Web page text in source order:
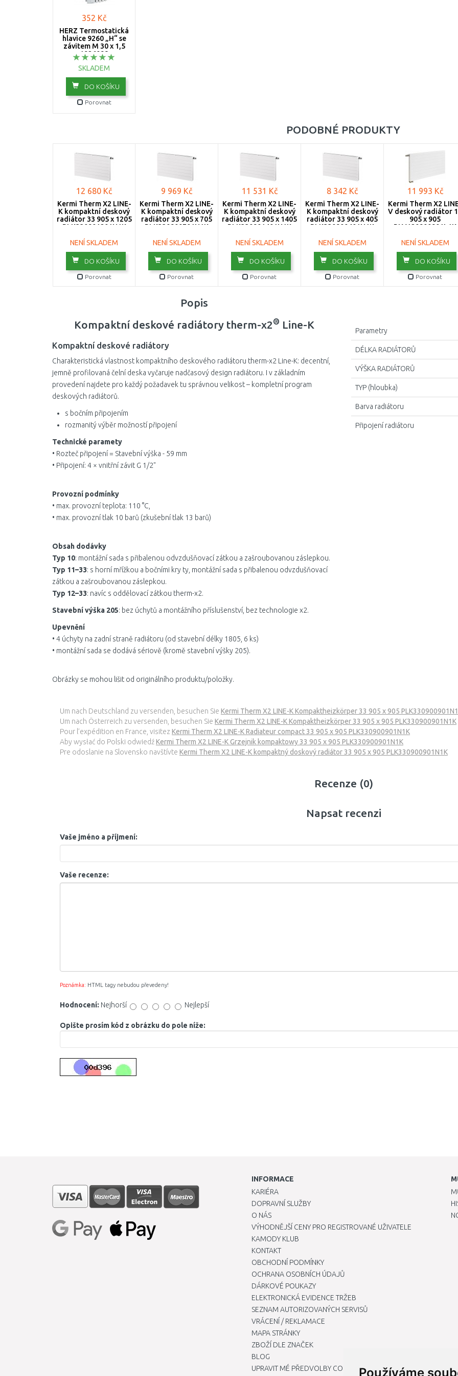
Používáme
1605
1805
2005
2305
2605
3005
352 Kč
HERZ Termostatická
hlavice 9260 „H“ se
závitem M 30 x 1,5
1926098
SKLADEM
DO KOŠÍKU
Porovnat
PODOBNÉ PRODUKTY
12 680 Kč
Kermi Therm X2 LINE-
K kompaktní deskový
radiátor 33 905 x 1205
PLK330901201N1K
NENÍ SKLADEM
DO KOŠÍKU
Porovnat
9 969 Kč
Kermi Therm X2 LINE-
K kompaktní deskový
radiátor 33 905 x 705
PLK330900701N1K
NENÍ SKLADEM
DO KOŠÍKU
Porovnat
11 531 Kč
Kermi Therm X2 LINE-
K kompaktní deskový
radiátor 33 905 x 1405
PLK330901401N1K
NENÍ SKLADEM
DO KOŠÍKU
Porovnat
8 342 Kč
Kermi Therm X2 LINE-
K kompaktní deskový
radiátor 33 905 x 405
PLK330900401N1K
NENÍ SKLADEM
DO KOŠÍKU
Porovnat
11 993 Kč
Kermi Therm X2
V deskový radiátor
905 x 905
PLV120900901L1K
NENÍ SKLADEM
DO KOŠÍKU
Porovnat
Popis
Kompaktní deskové radiátory therm-x2® Line-K
Kompaktní deskové radiátory
Charakteristická vlastnost kompaktního deskového radiátoru therm-x2 Line-K: decentní,
jemně profilovaná čelní deska vyčaruje nadčasový design radiátoru. I v základním
provedení najdete pro každý požadavek tu správnou velikost – kompletní program
deskových radiátorů.
s bočním připojením
rozmanitý výběr možností připojení
Technické paramety
• Rozteč připojení = Stavební výška - 59 mm
• Připojení: 4 × vnitřní závit G 1/2"
Provozní podmínky
• max. provozní teplota: 110 °C,
• max. provozní tlak 10 barů (zkušební tlak 13 barů)
Obsah dodávky
Typ 10: montážní sada s přibalenou odvzdušňovací zátkou a zašroubovanou záslepkou.
Typ 11–33: s horní mřížkou a bočními kry ty, montážní sada s přibalenou odvzdušňovací
zátkou a zašroubovanou záslepkou.
Typ 12–33: navíc s oddělovací zátkou therm-x2.
Stavební výška 205: bez úchytů a montážního příslušenství, bez technologie x2.
Upevnění
• 4 úchyty na zadní straně radiátoru (od stavební délky 1805, 6 ks)
• montážní sada se dodává sériově (kromě stavební výšky 205).
Obrázky se mohou lišit od originálního produktu/položky.
Parametry
DÉLKA RADIÁTORŮ
VÝŠKA RADIÁTORŮ
TYP (hloubka)
Barva radiátoru
Připojení radiátoru
Um nach Deutschland zu versenden, besuchen Sie Kermi Therm X2 LINE-K Kompaktheizkörper 33 905 x 905
Um nach Österreich zu versenden, besuchen Sie Kermi Therm X2 LINE-K Kompaktheizkörper 33 905 x 905 PLK330900901N1K
Pour l’expédition en France, visitez Kermi Therm X2 LINE-K Radiateur compact 33 905 x 905 PLK330900901N1K
Aby wysłać do Polski odwiedźKermi Therm X2 LINE-K Grzejnik kompaktowy 33 905 x 905 PLK330900901N1K
Pre odoslanie na Slovensko navštívte Kermi Therm X2 LINE-K kompaktný doskový radiátor 33 905 x 905 PLK330900901N1K
Recenze (0)
Napsat recenzi
Vaše jméno a příjmení:
Vaše recenze:
Poznámka: HTML tagy nebudou převedeny!
Hodnocení: Nejhorší Nejlepší
Opište prosím kód z obrázku do pole níže:
INFORMACE
KARIÉRA
DOPRAVNÍ SLUŽBY
O NÁS
VÝHODNĚJŠÍ CENY PRO REGISTROVANÉ UŽIVATELE
KAMODY KLUB
KONTAKT
OBCHODNÍ PODMÍNKY
OCHRANA OSOBNÍCH ÚDAJŮ
DÁRKOVÉ POUKAZY
ELEKTRONICKÁ EVIDENCE TRŽEB
SEZNAM AUTORIZOVANÝCH SERVISŮ
VRÁCENÍ / REKLAMACE
MAPA STRÁNKY
ZBOŽÍ DLE ZNAČEK
BLOG
UPRAVIT MÉ PŘEDVOLBY COOKIES